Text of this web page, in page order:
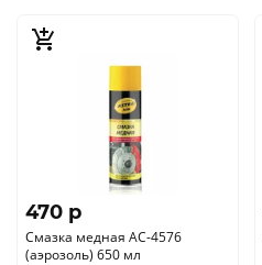
470 p
Смазка медная АС-4576
(аэрозоль) 650 мл